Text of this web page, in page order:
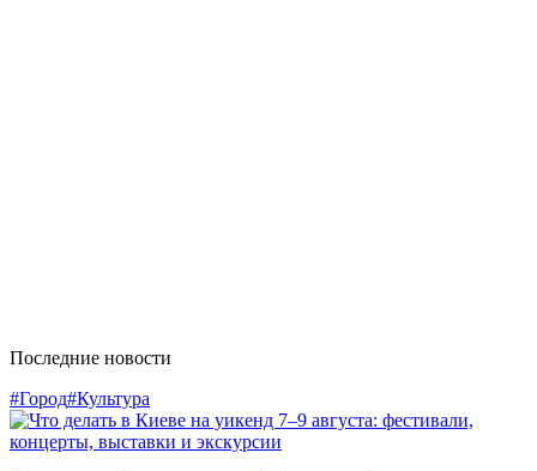
Последние новости
#Город#Культура